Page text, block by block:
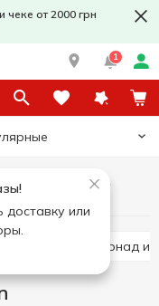
чеке от 2000 грн
1
или
изделия
Карбонад и